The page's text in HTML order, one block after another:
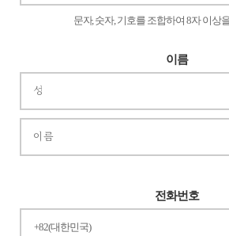
문자, 숫자, 기호를 조합하여 8자 이상
이름
전화번호